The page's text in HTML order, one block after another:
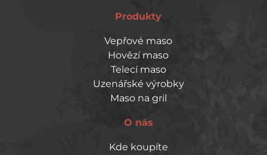
Produkty
Vepřové maso
Hovězí maso
Telecí maso
Uzenářské výrobky
Maso na gril
O nás
Kde koupíte